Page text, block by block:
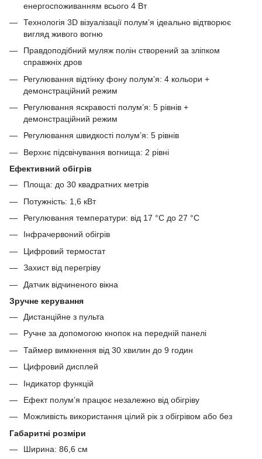
енергоспоживанням всього 4 Вт
Технологія 3D візуалізації полум’я ідеально відтворює
вигляд живого вогню
Правдоподібний муляж полін створений за зліпком
справжніх дров
Регулювання відтінку фону полум’я: 4 кольори +
демонстраційний режим
Регулювання яскравості полум’я: 5 рівнів +
демонстраційний режим
Регулювання швидкості полум’я: 5 рівнів
Верхнє підсвічування вогнища: 2 рівні
Ефективний обігрів
Площа: до 30 квадратних метрів
Потужність: 1,6 кВт
Регулювання температури: від 17 °C до 27 °C
Інфрачервоний обігрів
Цифровий термостат
Захист від перегріву
Датчик відчиненого вікна
Зручне керування
Дистанційне з пульта
Ручне за допомогою кнопок на передній панелі
Таймер вимкнення від 30 хвилин до 9 годин
Цифровий дисплей
Індикатор функцій
Ефект полум’я працює незалежно від обігріву
Можливість використання цілий рік з обігрівом або без
Габаритні розміри
Ширина: 86,6 см